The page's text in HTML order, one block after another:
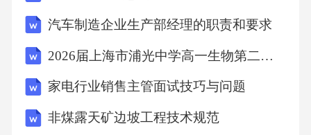
候、河流分布，是研究板块运动的重要证据。
案例二：四川盆地向斜构造
向斜盆地。
汽车制造企业生产部经理的职责和要求
2026届上海市浦光中学高一生物第二学期期末综合测试试题含解析
家电行业销售主管面试技巧与问题
非煤露天矿边坡工程技术规范